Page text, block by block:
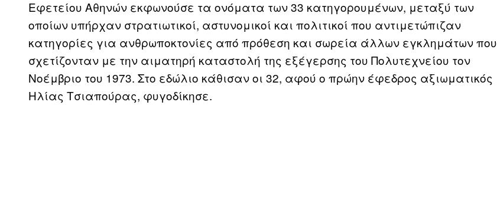
Εφετείου Αθηνών εκφωνούσε τα ονόματα των 33 κατηγορουμένων, μεταξύ των
οποίων υπήρχαν στρατιωτικοί, αστυνομικοί και πολιτικοί που αντιμετώπιζαν
κατηγορίες για ανθρωποκτονίες από πρόθεση και σωρεία άλλων εγκλημάτων που
σχετίζονταν με την αιματηρή καταστολή της εξέγερσης του Πολυτεχνείου τον
Νοέμβριο του 1973. Στο εδώλιο κάθισαν οι 32, αφού ο πρώην έφεδρος αξιωματικός
Ηλίας Τσιαπούρας, φυγοδίκησε.